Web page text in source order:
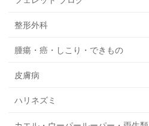
整形外科
腫瘍・癌・しこり・できもの
皮膚病
ハリネズミ